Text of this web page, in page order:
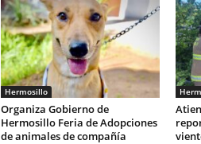
Hermosillo
Organiza Gobierno de
Hermosillo Feria de Adopciones
de animales de compañía